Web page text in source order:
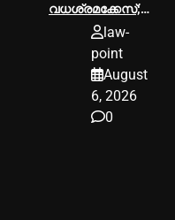
വധശ്രമക്കേസ്;
വിചാരണക്കോടതി
പിഴവുണ്ടെന്ന്
ഹൈക്കോടതി
law-
point
August
6, 2026
0